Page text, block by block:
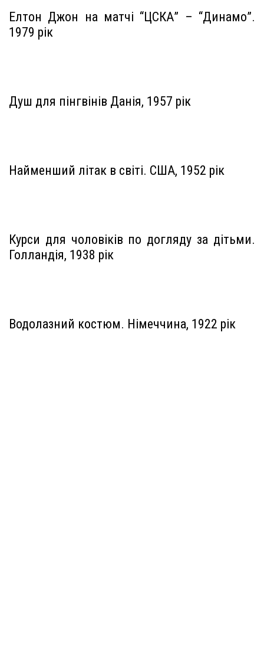
Елтон Джон на матчі “ЦСКА” – “Динамо”.
1979 рік
Душ для пінгвінів Данія, 1957 рік
Найменший літак в світі. США, 1952 рік
Курси для чоловіків по догляду за дітьми.
Голландія, 1938 рік
Водолазний костюм. Німеччина, 1922 рік